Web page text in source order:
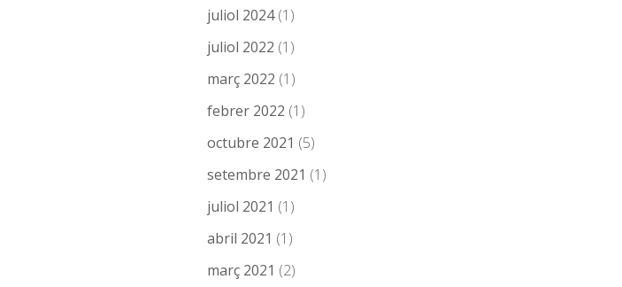
juliol 2024(1)
juliol 2022 (1)
març 2022 (1)
febrer 2022 (1)
octubre 2021 (5)
setembre 2021 (1)
juliol 2021 (1)
abril 2021 (1)
març 2021 (2)